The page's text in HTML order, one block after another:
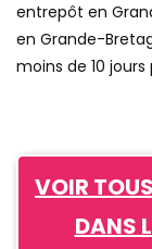
entrepôt en
en Grande-
moins de 10 jours
VOIR
DANS